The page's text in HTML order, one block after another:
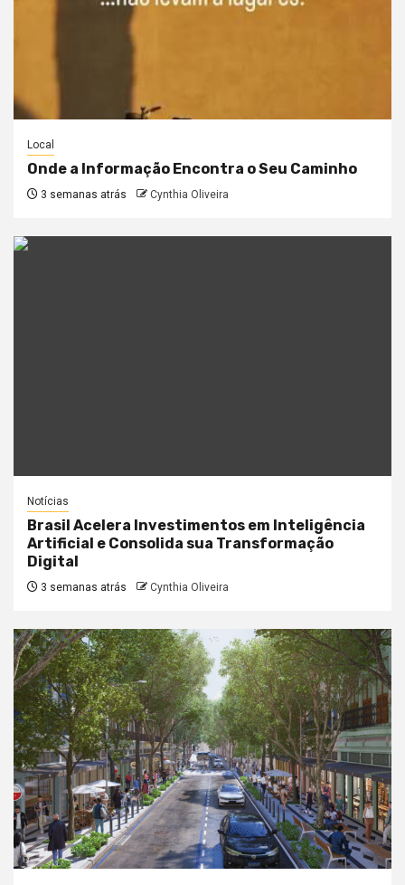
Local
Onde a Informação Encontra o Seu Caminho
3 semanas atrás Cynthia Oliveira
Notícias
Brasil Acelera Investimentos em Inteligência
Artificial e Consolida sua Transformação
Digital
3 semanas atrás Cynthia Oliveira